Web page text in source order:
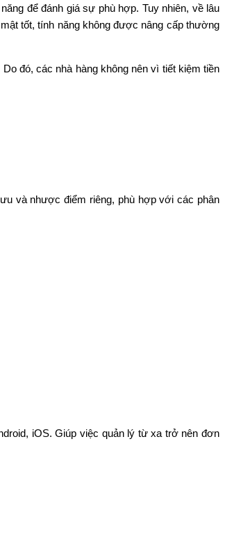
để đánh giá sự phù hợp. Tuy nhiên, về lâu
tốt, tính năng không được nâng cấp thường
đó, các nhà hàng không nên vì tiết kiệm tiền
và nhược điểm riêng, phù hợp với các phân
iOS. Giúp việc quản lý từ xa trở nên đơn